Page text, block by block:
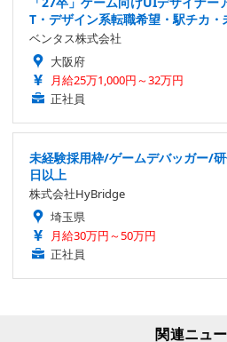
T・デザイン系転職希望・駅チカ・
ベンタス株式会社
大阪府
月給25万1,000円～32万円
正社員
未経験採用枠/ゲームデバッガー/
日以上
株式会社HyBridge
埼玉県
月給30万円～50万円
正社員
関連ニュ